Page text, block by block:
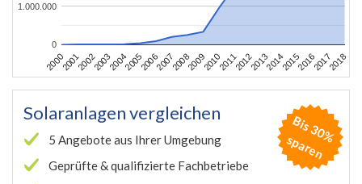
2000200120022003200420052006200720082009201020112012201320142015201620172018
0
1.000.000
Solaranlagen vergleichen
5 Angebote aus Ihrer Umgebung
Geprüfte & qualifizierte Fachbetriebe
B
is
3
0
%
s
p
a
r
e
n